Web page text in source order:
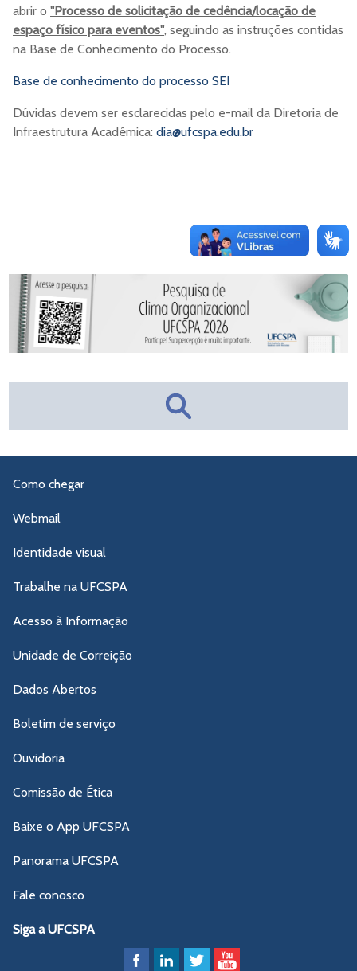
abrir o "Processo de solicitação de cedência/locação de
espaço físico para eventos", seguindo as instruções contidas
na Base de Conhecimento do Processo.
Base de conhecimento do processo SEI
Dúvidas devem ser esclarecidas pelo e-mail da Diretoria de
Infraestrutura Acadêmica: dia@ufcspa.edu.br
Como chegar
Webmail
Identidade visual
Trabalhe na UFCSPA
Acesso à Informação
Unidade de Correição
Dados Abertos
Boletim de serviço
Ouvidoria
Comissão de Ética
Baixe o App UFCSPA
Panorama UFCSPA
Fale conosco
Siga a UFCSPA